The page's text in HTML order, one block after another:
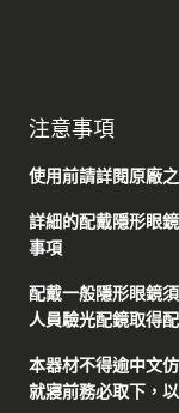
注意事項
使用前請詳閱原廠
詳細的配戴隱形眼
事項
配戴一般隱形眼鏡
人員驗光配鏡取得
本器材不得逾中文
就寢前務必取下，